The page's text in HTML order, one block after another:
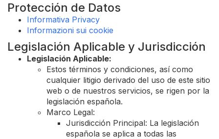
Protección de Datos
Informativa Privacy
Informazioni sui cookie
Legislación Aplicable y Jurisdicción
Legislación Aplicable:
Estos términos y condiciones, así como
cualquier litigio derivado del uso de este sitio
web o de nuestros servicios, se rigen por la
legislación española.
Marco Legal:
Jurisdicción Principal: La legislación
española se aplica a todas las